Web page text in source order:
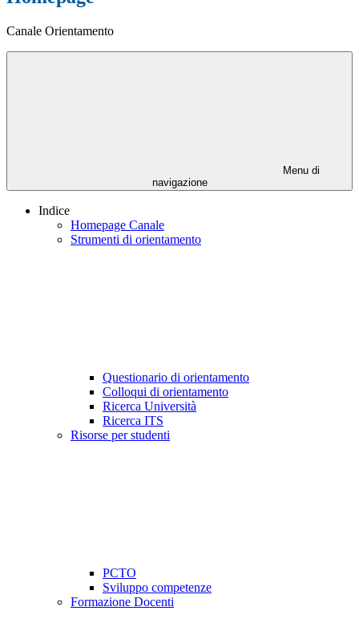
Canale Orientamento
Menu di
navigazione
Indice
Homepage Canale
Strumenti di orientamento
Questionario di orientamento
Colloqui di orientamento
Ricerca Università
Ricerca ITS
Risorse per studenti
PCTO
Sviluppo competenze
Formazione Docenti